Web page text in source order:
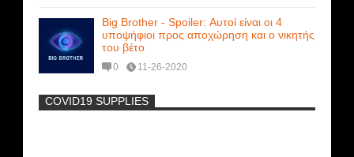
Big Brother - Spoiler: Αυτοί είναι οι 4
υποψήφιοι προς αποχώρηση και ο νικητής
του βέτο
0 11-26-2020
-
COVID19 SUPPLIES